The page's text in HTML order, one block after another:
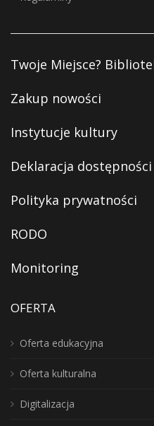
Twoje Miejsce?
Zakup nowości
Instytucje kultury
Deklaracja dostępności
Polityka prywatności
RODO
Monitoring
OFERTA
Oferta edukacyjna
Oferta kulturalna
Digitalizacja